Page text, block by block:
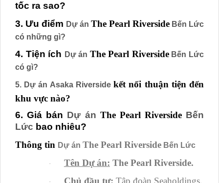
tốc ra sao?
3. Ưu điểm Dự án The Pearl Riverside Bến Lức
có những gì?
4. Tiện ích Dự án The Pearl Riverside Bến Lức
có gì?
5. Dự án Asaka Riverside kết nối thuận tiện đến
khu vực nào?
6. Giá bán Dự án The Pearl Riverside Bến
Lức bao nhiêu?
Thông tin Dự án The Pearl Riverside Bến Lức
· Tên Dự án: The Pearl Riverside.
Chủ đầu tư: Tập đoàn Seaholdings.